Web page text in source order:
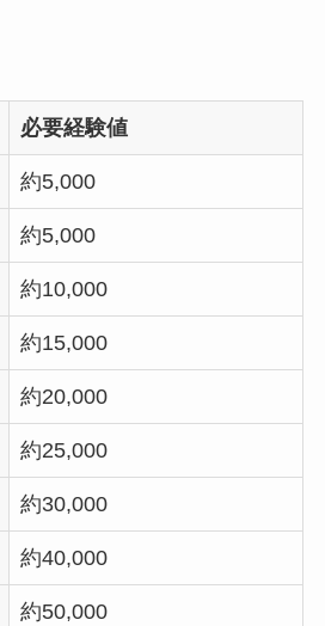
必要経験値
約5,000
約5,000
約10,000
約15,000
約20,000
約25,000
約30,000
約40,000
約50,000